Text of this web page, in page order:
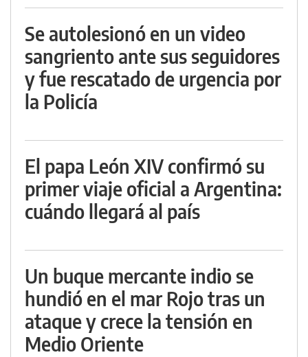
Se autolesionó en un video
sangriento ante sus seguidores
y fue rescatado de urgencia por
la Policía
El papa León XIV confirmó su
primer viaje oficial a Argentina:
cuándo llegará al país
Un buque mercante indio se
hundió en el mar Rojo tras un
ataque y crece la tensión en
Medio Oriente